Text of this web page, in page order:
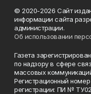
© 2020-2026 Сайт
информации сайта
администрации.
Об использовании
Газета
по надзору в сфере
массовых
Регистрационный
регистрации: ПИ №